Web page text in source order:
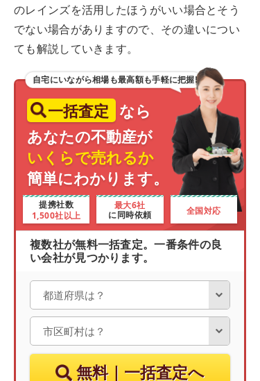
のレインズを活用したほうがいい場合とそう
でない場合がありますので、その違いについ
ても解説していきます。
一括査定 なら
あなたの不動産が
いくらで売れるか
簡単にわかります。
提携社数
1,500社以上
最大6社
に同時依頼 全国対応
複数社が無料一括査定。一番条件の良
い会社が見つかります。
自宅にいながら相場も最高額も手軽に把握!
無料｜一括査定へ